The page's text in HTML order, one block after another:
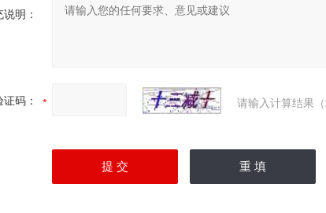
明：
证码： 请输入计算结果